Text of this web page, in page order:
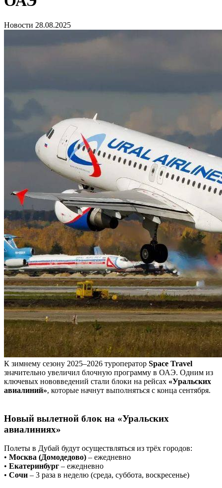
Новости 28.08.2025
К зимнему сезону 2025–2026 туроператор Space Travel
значительно увеличил блочную программу в ОАЭ. Одним из
ключевых нововведений стали блоки на рейсах «Уральских
авиалиний», которые начнут выполняться с конца сентября.
Новый вылетной блок на «Уральских
авиалиниях»
Полеты в Дубай будут осуществляться из трёх городов:
• Москва (Домодедово) – ежедневно
• Екатеринбург – ежедневно
• Сочи – 3 раза в неделю (среда, суббота, воскресенье)